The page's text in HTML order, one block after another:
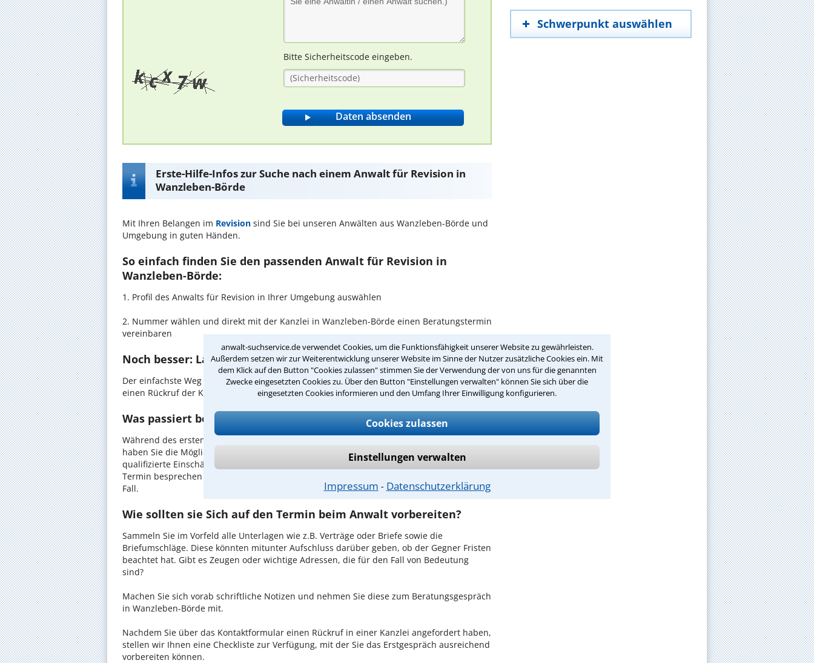
anwalt-suchservice.de verwendet Cookies, um die Funktionsfähigkeit unserer Website zu gewährleisten.
Außerdem setzen wir zur Weiterentwicklung unserer Website im Sinne der Nutzer zusätzliche Cookies ein. Mit
dem Klick auf den Button "Cookies zulassen" stimmen Sie der Verwendung der von uns für die genannten
Zwecke eingesetzten Cookies zu. Über den Button "Einstellungen verwalten" können Sie sich über die
eingesetzten Cookies informieren und den Umfang Ihrer Einwilligung konfigurieren.
Cookies zulassen
Einstellungen verwalten
Impressum ⁃ Datenschutzerklärung
Bitte Sicherheitscode eingeben.
Erste-Hilfe-Infos zur Suche nach einem Anwalt für Revision in
Wanzleben-Börde
Mit Ihren Belangen im Revision sind Sie bei unseren Anwälten aus Wanzleben-Börde und
Umgebung in guten Händen.
So einfach finden Sie den passenden Anwalt für Revision in
Wanzleben-Börde:
1. Profil des Anwalts für Revision in Ihrer Umgebung auswählen
2. Nummer wählen und direkt mit der Kanzlei in Wanzleben-Börde einen Beratungstermin
vereinbaren
Noch besser: Lassen Sie sich zurückrufen
Der einfachste Weg zum Anwalt in Wanzleben-Börde ist es, über unser Kontaktformular
einen Rückruf der Kanzlei anzufordern - probieren Sie es gleich aus.
Was passiert beim anwaltlichen Erstgespräch in Wanzleben-Börde?
Während des ersten Gesprächs mit Ihrem Rechtsanwalt für Revision in Wanzleben-Börde
haben Sie die Möglichkeit, in Ruhe den Sachverhalt zu schildern, sodass Sie eine
qualifizierte Einschätzung zu Ihrem Fall und Ihren Erfolgsaussichten erhalten. In diesem
Termin besprechen Sie dann mit Ihrem Anwalt auch die weitere Vorgehensweise in Ihrem
Fall.
Wie sollten sie Sich auf den Termin beim Anwalt vorbereiten?
Sammeln Sie im Vorfeld alle Unterlagen wie z.B. Verträge oder Briefe sowie die
Briefumschläge. Diese könnten mitunter Aufschluss darüber geben, ob der Gegner Fristen
beachtet hat. Gibt es Zeugen oder wichtige Adressen, die für den Fall von Bedeutung
sind?
Machen Sie sich vorab schriftliche Notizen und nehmen Sie diese zum Beratungsgespräch
in Wanzleben-Börde mit.
Nachdem Sie über das Kontaktformular einen Rückruf in einer Kanzlei angefordert haben,
stellen wir Ihnen eine Checkliste zur Verfügung, mit der Sie das Erstgespräch ausreichend
vorbereiten können.
Schwerpunkt auswählen